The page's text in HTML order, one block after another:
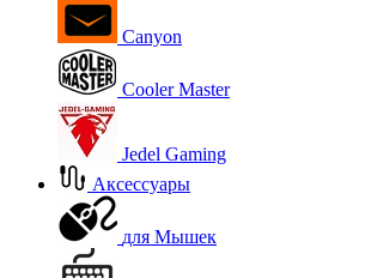
Canyon
Cooler Master
Jedel Gaming
Аксессуары
для Мышек